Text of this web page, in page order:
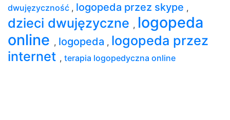
dwujęzyczność , logopeda przez skype ,
dzieci dwujęzyczne , logopeda
online , logopeda , logopeda przez
internet , terapia logopedyczna online